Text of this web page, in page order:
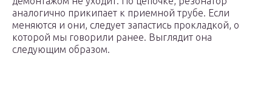
аналогично прикипает к приемной трубе. Если
меняются и они, следует запастись прокладкой, о
которой мы говорили ранее. Выглядит она
следующим образом.